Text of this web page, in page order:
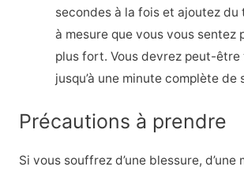
secondes à la fois et ajoutez du
à mesure que vous vous sentez
plus fort. Vous devrez peut-
jusqu’à une minute complète de
Précautions à prendre
Si vous souffrez d’une blessure, d’une